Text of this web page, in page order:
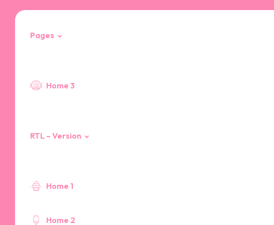
Pages
404 Page
Home 3
RTL – Version
Home 1
Home 2